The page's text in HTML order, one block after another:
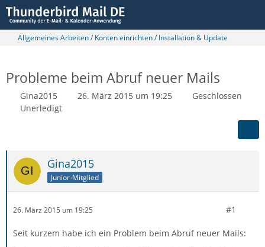
Allgemeines Arbeiten / Konten einrichten / Installation & Update
Probleme beim Abruf neuer Mails
Gina2015 26. März 2015 um 19:25
Geschlossen
Unerledigt
Gina2015
Junior-Mitglied
26. März 2015 um 19:25 #1
Seit kurzem habe ich ein Problem beim Abruf neuer Mails: